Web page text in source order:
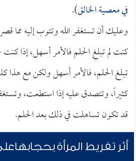
في معصية الخالق).
وعليك أن تستغفر الله وتتوب إليه مما
كنت لم تبلغ الحلم فالأمر أسهل، إذا
تبلغ الحلم، فالأمر أسهل ولكن مع هذا
كثيراً، وتتصدق عليه إذا استطعت،
قد تكون تساهلت في ذلك بعد الحلم.
أثر تفريط المرأة